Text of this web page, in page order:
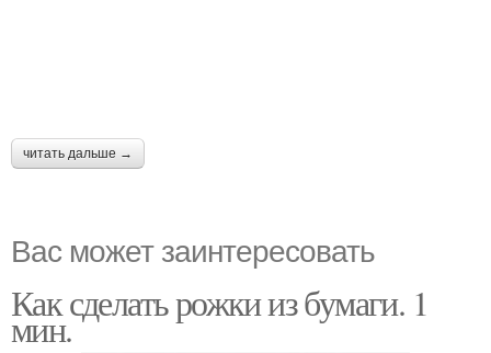
читать дальше →
Вас может заинтересовать
Как сделать рожки из бумаги. 1
мин.